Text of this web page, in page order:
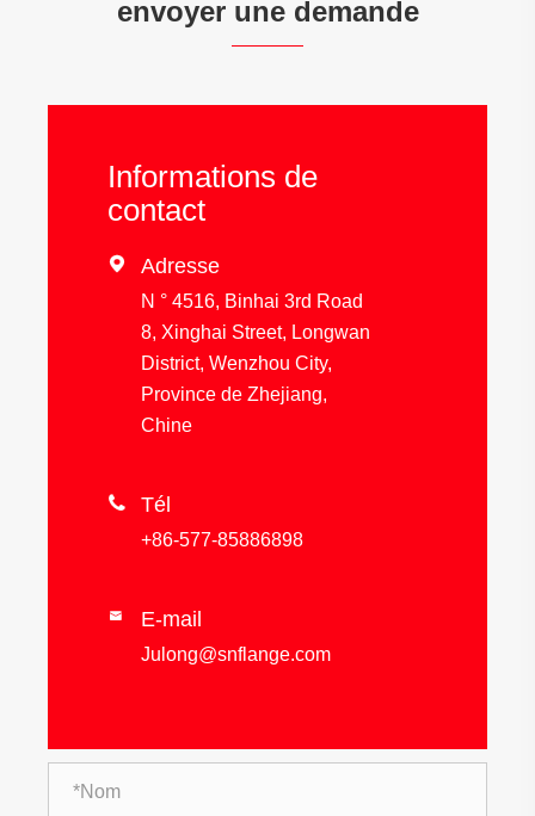
envoyer une demande
Informations de
contact
 Adresse
N ° 4516, Binhai 3rd Road
8, Xinghai Street, Longwan
District, Wenzhou City,
Province de Zhejiang,
Chine
 Tél
+86-577-85886898
 E-mail
Julong@snflange.com